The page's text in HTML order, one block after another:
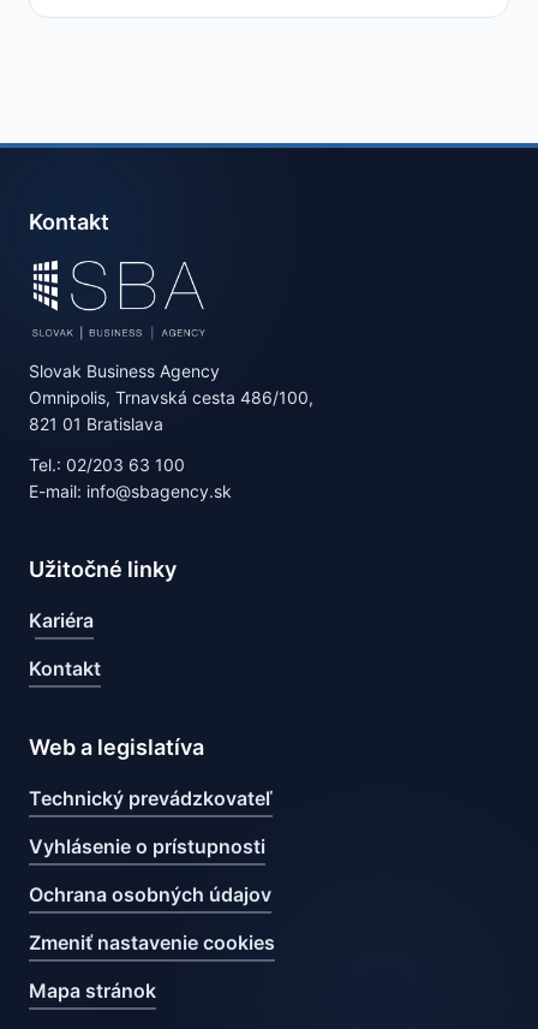
Kontakt
Slovak Business Agency
Omnipolis, Trnavská cesta 486/100,
821 01 Bratislava
Tel.: 02/203 63 100
E-mail: info@sbagency.sk
Užitočné linky
Kariéra
Kontakt
Web a legislatíva
Technický prevádzkovateľ
Vyhlásenie o prístupnosti
Ochrana osobných údajov
Zmeniť nastavenie cookies
Mapa stránok